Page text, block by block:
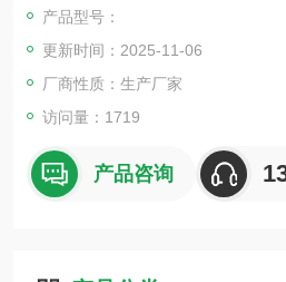
产品型号：
更新时间：2025-11-06
厂商性质：生产厂家
访问量：1719
产品咨询